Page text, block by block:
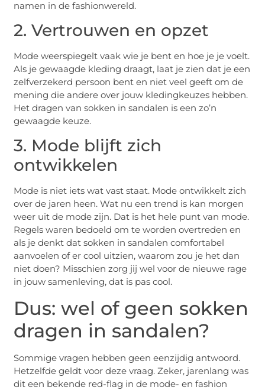
namen in de fashionwereld.
2. Vertrouwen en opzet
Mode weerspiegelt vaak wie je bent en hoe je je voelt.
Als je gewaagde kleding draagt, laat je zien dat je een
zelfverzekerd persoon bent en niet veel geeft om de
mening die andere over jouw kledingkeuzes hebben.
Het dragen van sokken in sandalen is een zo’n
gewaagde keuze.
3. Mode blijft zich
ontwikkelen
Mode is niet iets wat vast staat. Mode ontwikkelt zich
over de jaren heen. Wat nu een trend is kan morgen
weer uit de mode zijn. Dat is het hele punt van mode.
Regels waren bedoeld om te worden overtreden en
als je denkt dat sokken in sandalen comfortabel
aanvoelen of er cool uitzien, waarom zou je het dan
niet doen? Misschien zorg jij wel voor de nieuwe rage
in jouw samenleving, dat is pas cool.
Dus: wel of geen sokken
dragen in sandalen?
Sommige vragen hebben geen eenzijdig antwoord.
Hetzelfde geldt voor deze vraag. Zeker, jarenlang was
dit een bekende red-flag in de mode- en fashion